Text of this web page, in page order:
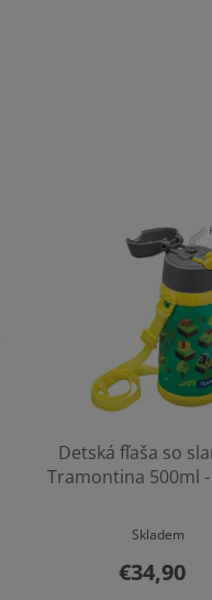
Detská fľaša so
Tramontina 500ml
Skladem
€34,90